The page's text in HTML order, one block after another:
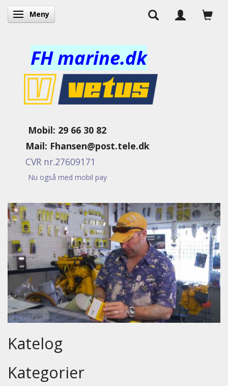
Veksle navigasjon
Meny
FH marine.dk
Mobil: 29 66 30 82
Mail: Fhansen@post.tele.dk
CVR nr.27609171
Nu også med mobil pay
Katelog
Kategorier